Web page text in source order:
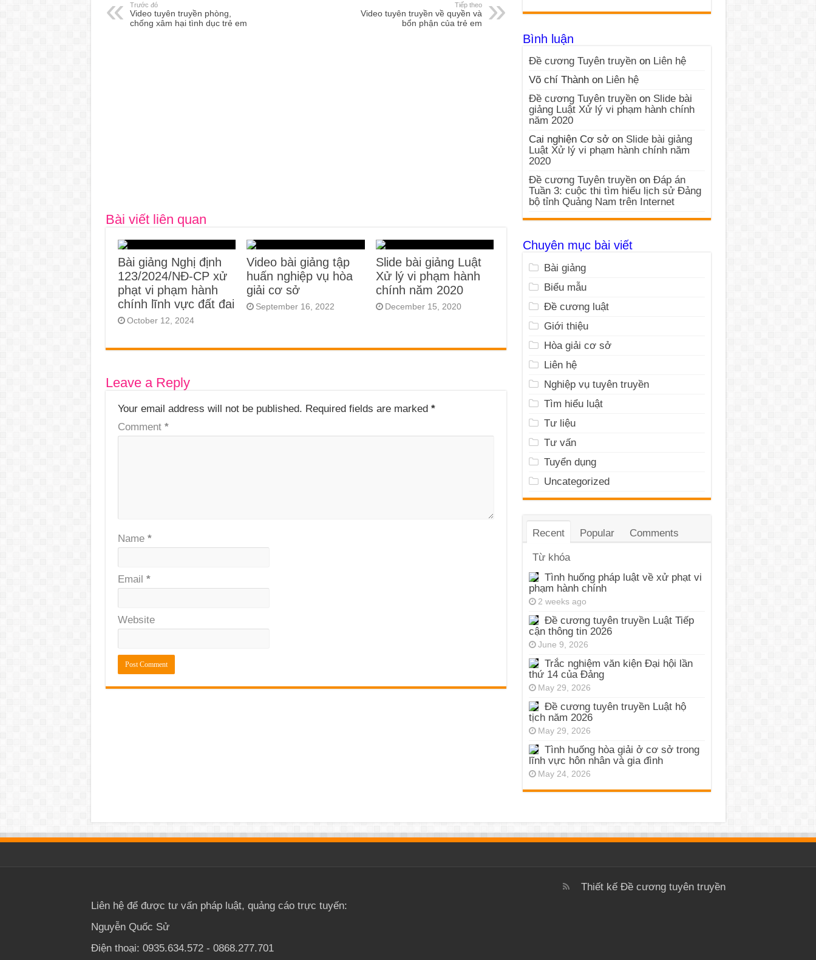
Trước đó
Video tuyên truyền phòng,
chống xâm hại tình dục trẻ em
Tiếp theo
Video tuyên truyền về quyền và
bổn phận của trẻ em
Bài viết liên quan
Bài giảng Nghị định
123/2024/NĐ-CP xử
phạt vi phạm hành
chính lĩnh vực đất đai
October 12, 2024
Video bài giảng tập
huấn nghiệp vụ hòa
giải cơ sở
September 16, 2022
Slide bài giảng Luật
Xử lý vi phạm hành
chính năm 2020
December 15, 2020
Leave a Reply
Your email address will not be published. Required fields are marked *
Comment *
Name *
Email *
Website
Bình luận
Đề cương Tuyên truyềnon Liên hệ
Võ chí Thànhon Liên hệ
Đề cương Tuyên truyềnon Slide bài
giảng Luật Xử lý vi phạm hành chính
năm 2020
Cai nghiện Cơ sởon Slide bài giảng
Luật Xử lý vi phạm hành chính năm
2020
Đề cương Tuyên truyềnon Đáp án
Tuần 3: cuộc thi tìm hiểu lịch sử Đảng
bộ tỉnh Quảng Nam trên Internet
Chuyên mục bài viết
Bài giảng
Biểu mẫu
Đề cương luật
Giới thiệu
Hòa giải cơ sở
Liên hệ
Nghiệp vụ tuyên truyền
Tìm hiểu luật
Tư liệu
Tư vấn
Tuyển dụng
Uncategorized
Recent Popular Comments
Từ khóa
Tình huống pháp luật về xử phạt vi
phạm hành chính
2 weeks ago
Đề cương tuyên truyền Luật Tiếp
cận thông tin 2026
June 9, 2026
Trắc nghiệm văn kiện Đại hội lần
thứ 14 của Đảng
May 29, 2026
Đề cương tuyên truyền Luật hộ
tịch năm 2026
May 29, 2026
Tình huống hòa giải ở cơ sở trong
lĩnh vực hôn nhân và gia đình
May 24, 2026
Thiết kế Đề cương tuyên truyền
Liên hệ để được tư vấn pháp luật, quảng cáo trực tuyến:
Nguyễn Quốc Sử
Điện thoại: 0935.634.572 - 0868.277.701